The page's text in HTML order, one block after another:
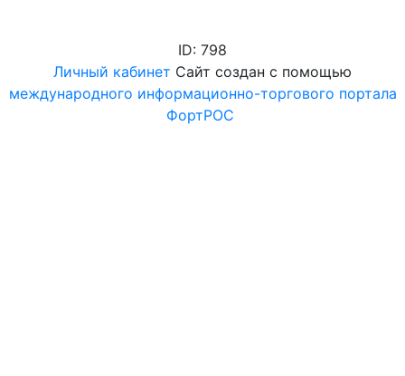
ID: 798
Личный кабинет Сайт создан с помощью
международного информационно-торгового портала
ФортРОС